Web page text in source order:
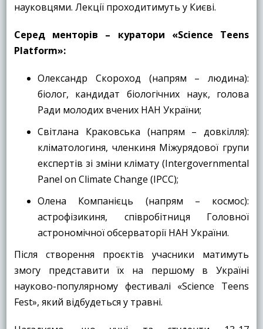
науковцями. Лекції проходитимуть у Києві.
Серед менторів – куратори «Science Teens
Platform»:
Олександр Скороход (напрям – людина):
біолог, кандидат біологічних наук, голова
Ради молодих вчених НАН України;
Світлана Краковська (напрям – довкілля):
кліматологиня, членкиня Міжурядової групи
експертів зі зміни клімату (Intergovernmental
Panel on Climate Change (IPCC);
Олена Компанієць (напрям – космос):
астрофізикиня, співробітниця Головної
астрономічної обсерваторії НАН України.
Після створення проєктів учасники матимуть
змогу представити їх на першому в Україні
науково-популярному фестивалі «Science Teens
Fest», який відбудеться у травні.